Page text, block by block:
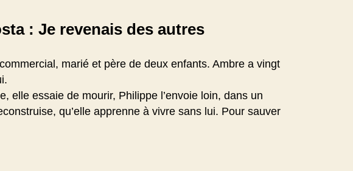
: Je revenais des autres
marié et père de deux enfants. Ambre a vingt
elle essaie de mourir, Philippe l’envoie loin, dans un
qu’elle apprenne à vivre sans lui. Pour sauver